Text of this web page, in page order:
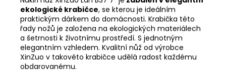
ekologické krabičce, se kterou je ideálním
praktickým dárkem do domácnosti. Krabička této
řady nožů je založena na ekologických materiálech
a šetrnosti k životnímu prostředí. S jednotným
elegantním vzhledem. Kvalitní nůž od výrobce
XinZuo v takovéto krabičce udělá radost každému
obdarovanému.